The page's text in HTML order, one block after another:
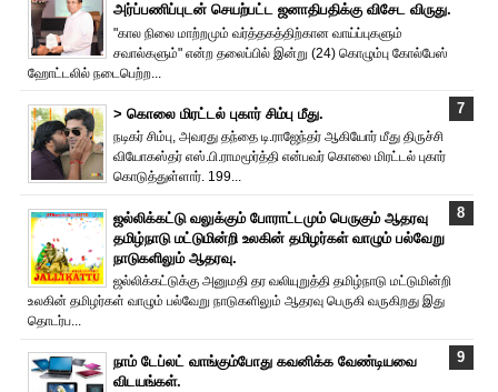
அர்ப்பணிப்புடன் செயற்பட்ட ஜனாதிபதிக்கு விசேட விருது.
"கால நிலை மாற்றமும் வர்த்தகத்திற்கான வாய்ப்புகளும்
சவால்களும்" என்ற தலைப்பில் இன்று (24) கொழும்பு கோல்பேஸ்
ஹோட்டலில் நடைபெற்ற...
> கொலை மிரட்டல் புகார் சிம்பு மீது.
நடிகர் சிம்பு, அவரது தந்தை டி.ராஜேந்தர் ஆகியோர் மீது திருச்சி
வியோகஸ்தர் எஸ்.பி.ராமமூர்த்தி என்பவர் கொலை மிரட்டல் புகார்
கொடுத்துள்ளார். 199...
ஜல்லிக்கட்டு வலுக்கும் போராட்டமும் பெருகும் ஆதரவு
தமிழ்நாடு மட்டுமின்றி உலகின் தமிழர்கள் வாழும் பல்வேறு
நாடுகளிலும் ஆதரவு.
ஜல்லிக்கட்டுக்கு அனுமதி தர வலியுறுத்தி தமிழ்நாடு மட்டுமின்றி
உலகின் தமிழர்கள் வாழும் பல்வேறு நாடுகளிலும் ஆதரவு பெருகி வருகிறது இது
தொடர்ப...
நாம் டேப்லட் வாங்கும்போது கவனிக்க வேண்டியவை
விடயங்கள்.